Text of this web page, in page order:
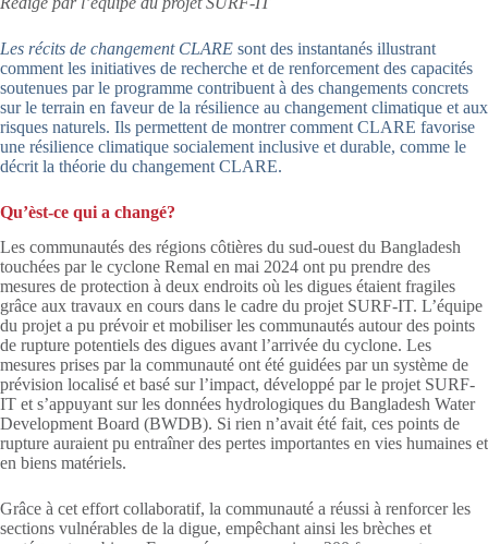
Les récits de changement CLARE sont des instantanés illustrant
comment les initiatives de recherche et de renforcement des capacités
soutenues par le programme contribuent à des changements concrets
sur le terrain en faveur de la résilience au changement climatique et aux
risques naturels. Ils permettent de montrer comment CLARE favorise
une résilience climatique socialement inclusive et durable, comme le
décrit la théorie du changement CLARE.
Qu’èst-ce qui a changé?
Les communautés des régions côtières du sud-ouest du Bangladesh
touchées par le cyclone Remal en mai 2024 ont pu prendre des
mesures de protection à deux endroits où les digues étaient fragiles
grâce aux travaux en cours dans le cadre du projet SURF-IT. L’équipe
du projet a pu prévoir et mobiliser les communautés autour des points
de rupture potentiels des digues avant l’arrivée du cyclone. Les
mesures prises par la communauté ont été guidées par un système de
prévision localisé et basé sur l’impact, développé par le projet SURF-
IT et s’appuyant sur les données hydrologiques du Bangladesh Water
Development Board (BWDB). Si rien n’avait été fait, ces points de
rupture auraient pu entraîner des pertes importantes en vies humaines et
en biens matériels.
Grâce à cet effort collaboratif, la communauté a réussi à renforcer les
sections vulnérables de la digue, empêchant ainsi les brèches et